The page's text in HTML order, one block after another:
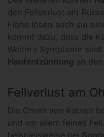
den Fellverlust am
Flöhe lösen auch sie
kommt dazu, dass die
Weitere Symptome sind
Hautentzündung an
Fellverlust am
Die Ohren von Katzen
und vor allem feines
beispielsweise bei